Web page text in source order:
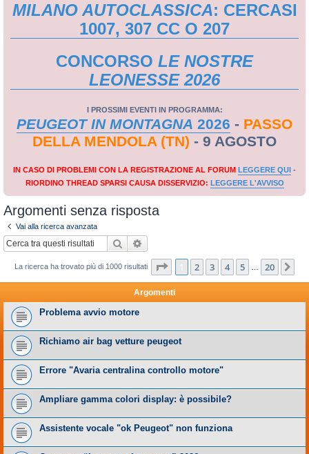
MILANO AUTOCLASSICA: CERCASI
1007, 307 CC O 207
CONCORSO LE NOSTRE
LEONESSE 2026
I PROSSIMI EVENTI IN PROGRAMMA:
PEUGEOT IN MONTAGNA 2026 - PASSO
DELLA MENDOLA (TN) - 9 AGOSTO
IN CASO DI PROBLEMI CON LA REGISTRAZIONE AL FORUM LEGGERE QUI -
RIORDINO THREAD SPARSI CAUSA DISSERVIZIO: LEGGERE L'AVVISO
Argomenti senza risposta
Vai alla ricerca avanzata
Cerca
La ricerca ha trovato più di 1000 risultati Pagina di 20
2 3 4 5 20
Argomenti
Problema avvio motore
Richiamo air bag vetture peugeot
Errore "Avaria centralina controllo motore"
Ampliare gamma colori display: è possibile?
Assistente vocale "ok Peugeot" non funziona